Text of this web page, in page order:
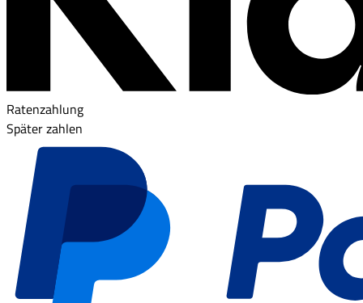
Ratenzahlung
Später zahlen